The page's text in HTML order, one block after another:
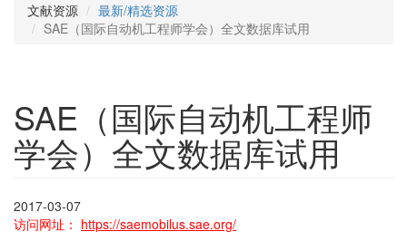
文献资源
最新/精选资源
SAE（国际自动机工程师学会）全文数据库试用
SAE（国际自动机工程师
学会）全文数据库试用
2017-03-07
访问网址： https://saemobilus.sae.org/